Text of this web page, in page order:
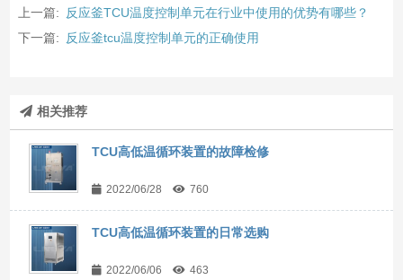
上一篇:
反应釜TCU温度控制单元在行业中使用的优势有哪些？
下一篇:
反应釜tcu温度控制单元的正确使用
相关推荐
TCU高低温循环装置的故障检修
2022/06/28 760
TCU高低温循环装置的日常选购
2022/06/06 463